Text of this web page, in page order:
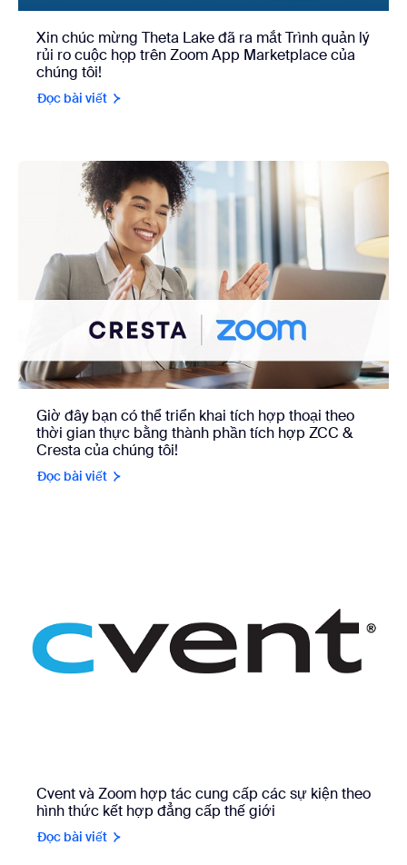
Xin chúc mừng Theta Lake đã ra mắt Trình quản lý
rủi ro cuộc họp trên Zoom App Marketplace của
chúng tôi!
Đọc bài viết
Giờ đây bạn có thể triển khai tích hợp thoại theo
thời gian thực bằng thành phần tích hợp ZCC &
Cresta của chúng tôi!
Đọc bài viết
Cvent và Zoom hợp tác cung cấp các sự kiện theo
hình thức kết hợp đẳng cấp thế giới
Đọc bài viết